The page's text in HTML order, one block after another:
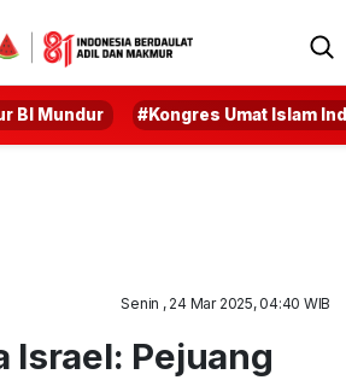
BI Mundur #Kongres Umat Islam
Senin , 24 Mar 2025, 04:40 WIB
Israel: Pejuang